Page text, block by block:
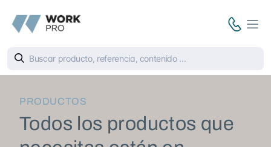
PRODUCTOS
Todos los productos que